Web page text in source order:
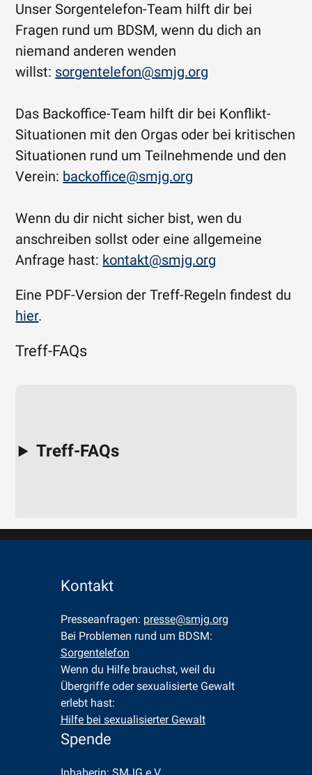
Unser Sorgentelefon-Team hilft dir bei
Fragen rund um BDSM, wenn du dich an
niemand anderen wenden
willst: sorgentelefon@smjg.org
Das Backoffice-Team hilft dir bei Konflikt-
Situationen mit den Orgas oder bei kritischen
Situationen rund um Teilnehmende und den
Verein: backoffice@smjg.org
Wenn du dir nicht sicher bist, wen du
anschreiben sollst oder eine allgemeine
Anfrage hast: kontakt@smjg.org
Eine PDF-Version der Treff-Regeln findest du
hier.
Treff-FAQs
Treff-FAQs
Kontakt
Presseanfragen: presse@smjg.org
Bei Problemen rund um BDSM:
Sorgentelefon
Wenn du Hilfe brauchst, weil du
Übergriffe oder sexualisierte Gewalt
erlebt hast:
Hilfe bei sexualisierter Gewalt
Spende